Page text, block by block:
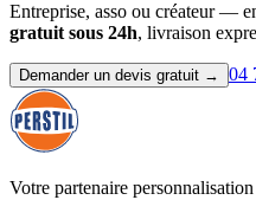
Entreprise, asso ou créateur —
gratuit sous 24h, livraison
Demander un devis gratuit → 04
Votre partenaire